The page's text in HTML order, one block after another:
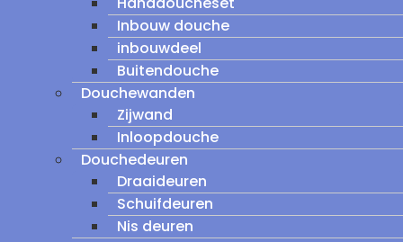
Inbouw douche
inbouwdeel
Buitendouche
Douchewanden
Zijwand
Inloopdouche
Douchedeuren
Draaideuren
Schuifdeuren
Nis deuren